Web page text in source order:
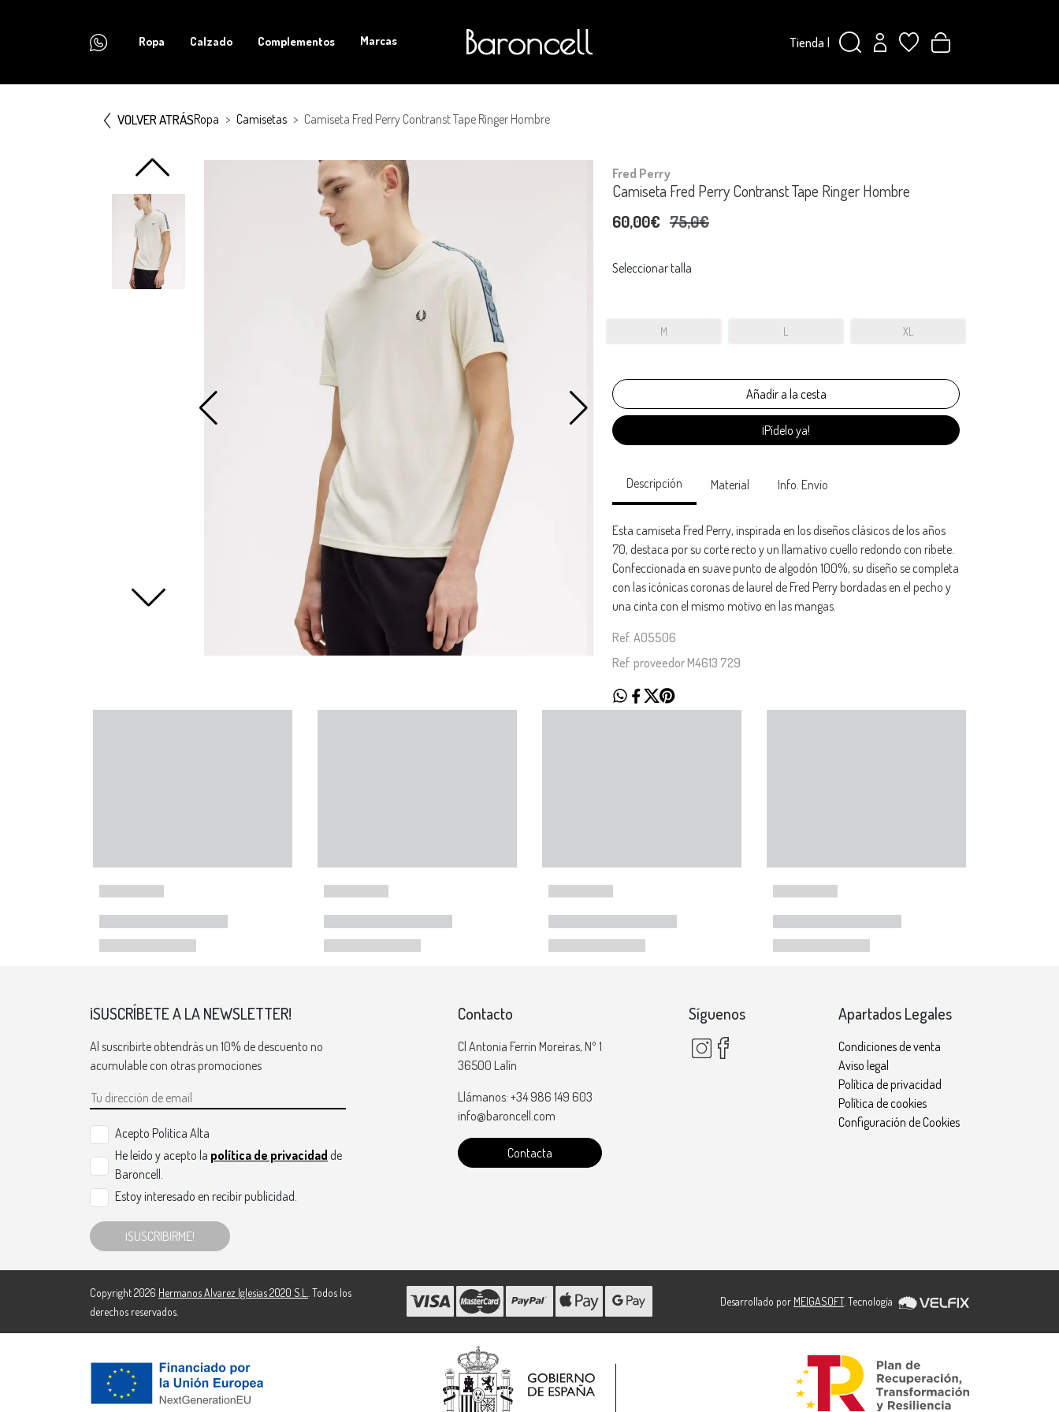
Ropa Calzado Complementos Marcas Tienda|
VOLVER ATRÁSRopa Camisetas Camiseta Fred Perry Contranst Tape Ringer Hombre
Fred Perry
Camiseta Fred Perry Contranst Tape Ringer Hombre
60,00€ 75,0€
Seleccionar talla
M L XL
¡Pídelo ya!
Descripción Material Info. Envío
Esta camiseta Fred Perry, inspirada en los diseños clásicos de los años
70, destaca por su corte recto y un llamativo cuello redondo con ribete.
Confeccionada en suave punto de algodón 100%, su diseño se completa
con las icónicas coronas de laurel de Fred Perry bordadas en el pecho y
una cinta con el mismo motivo en las mangas.
Ref. A05506
Ref. proveedor M4613 729
¡SUSCRÍBETE A LA NEWSLETTER!
Al suscribirte obtendrás un 10% de descuento no
acumulable con otras promociones
Acepto Politica Alta
He leído y acepto la política de privacidad de
Baroncell.
Estoy interesado en recibir publicidad.
¡SUSCRIBIRME!
Contacto
Cl Antonia Ferrin Moreiras, Nº 1
36500 Lalín
Llámanos: +34 986 149 603
info@baroncell.com
Contacta
Síguenos Apartados Legales
Condiciones de venta
Aviso legal
Política de privacidad
Política de cookies
Configuración de Cookies
Copyright 2026 Hermanos Alvarez Iglesias 2020 S.L.
. Todos los
derechos reservados.
Desarrollado por MEIGASOFT. Tecnología